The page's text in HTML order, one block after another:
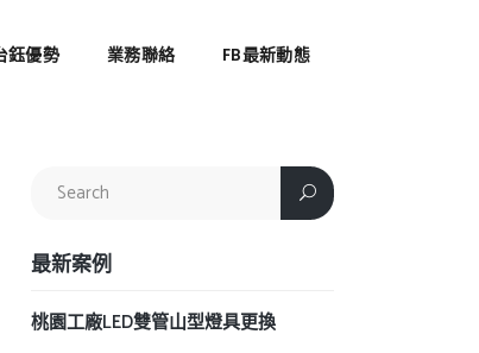
鈺優勢 業務聯絡 FB最新動態
最新案例
桃園工廠LED雙管山型燈具更換